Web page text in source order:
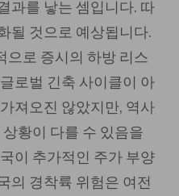
과를 낳는 셈입니다. 따
될 것으로 예상됩니다.
으로 증시의 하방 리스
로벌 긴축 사이클이 아
져오진 않았지만, 역사
황이 다를 수 있음을
이 추가적인 주가 부양
의 경착륙 위험은 여전